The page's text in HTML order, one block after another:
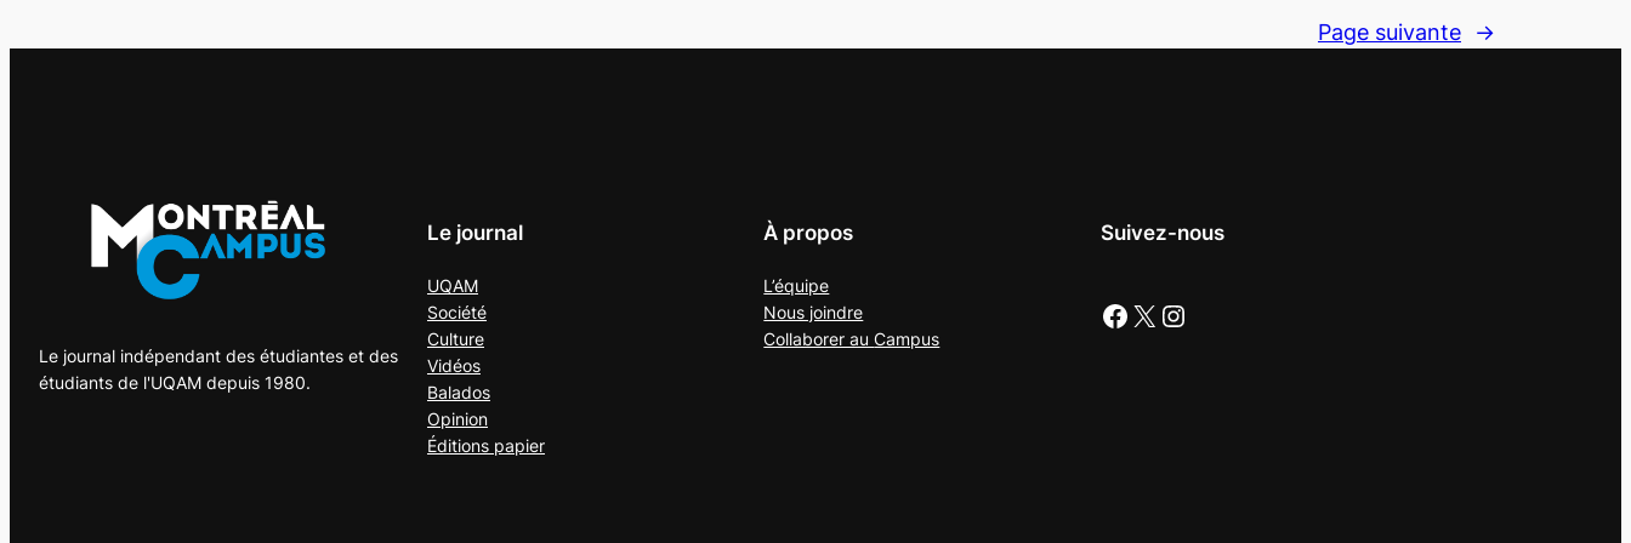
Page suivante →
Le journal indépendant des étudiantes et des
étudiants de l'UQAM depuis 1980.
Le journal
UQAM
Société
Culture
Vidéos
Balados
Opinion
Éditions papier
À propos
L’équipe
Nous joindre
Collaborer auCampus
Suivez-nous
Facebook X Instagram